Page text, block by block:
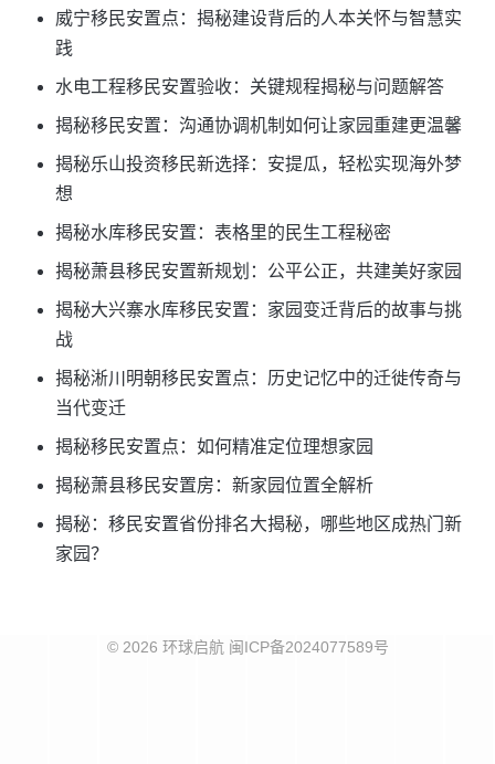
威宁移民安置点：揭秘建设背后的人本关怀与智慧实
践
水电工程移民安置验收：关键规程揭秘与问题解答
揭秘移民安置：沟通协调机制如何让家园重建更温馨
揭秘乐山投资移民新选择：安提瓜，轻松实现海外梦
想
揭秘水库移民安置：表格里的民生工程秘密
揭秘萧县移民安置新规划：公平公正，共建美好家园
揭秘大兴寨水库移民安置：家园变迁背后的故事与挑
战
揭秘淅川明朝移民安置点：历史记忆中的迁徙传奇与
当代变迁
揭秘移民安置点：如何精准定位理想家园
揭秘萧县移民安置房：新家园位置全解析
揭秘：移民安置省份排名大揭秘，哪些地区成热门新
家园？
© 2026 环球启航 闽ICP备2024077589号